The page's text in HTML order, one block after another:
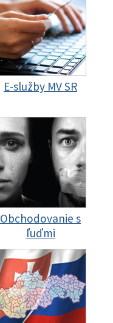
E-služby MV SR
Obchodovanie s
ľuďmi